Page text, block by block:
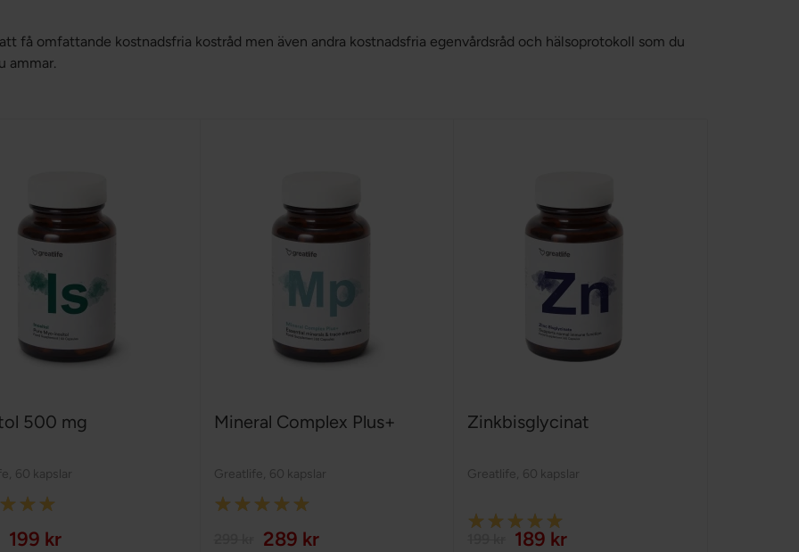
få omfattande kostnadsfria kostråd men även andra kostnadsfria egenvårdsråd och hälsoprotokoll som du
ammar.
500 mg
60 kapslar
199 kr
Mineral Complex Plus+
Greatlife 60 kapslar
Rating:
289 kr
Zinkbisglycinat
Greatlife 60 kapslar
Rating:
189 kr